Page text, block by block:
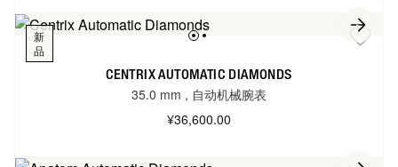
新
品
CENTRIX AUTOMATIC DIAMONDS
35.0 mm , 自动机械腕表
¥36,600.00